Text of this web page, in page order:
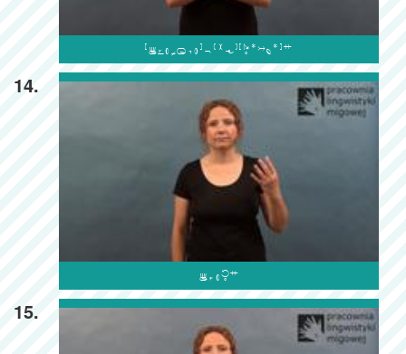

14.

15.